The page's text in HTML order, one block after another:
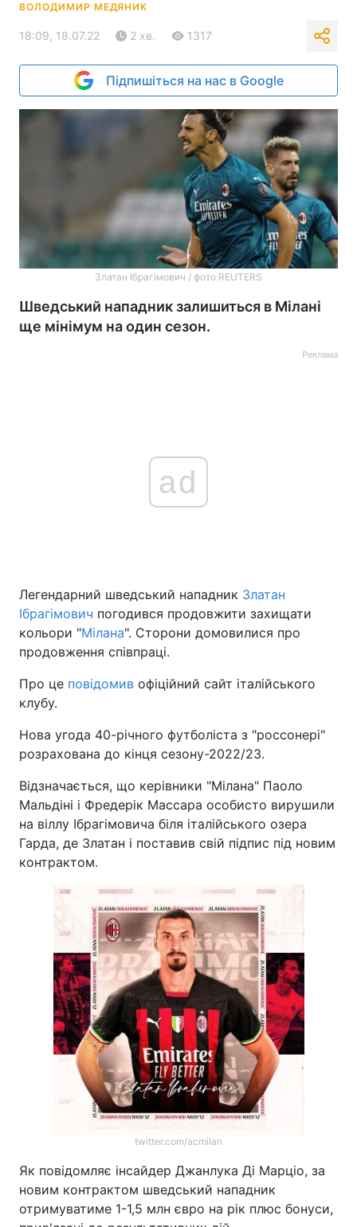
ВОЛОДИМИР МЕДЯНИК
18:09, 18.07.22 2 хв. 1317
Підпишіться на нас в Google
Златан Ібрагімович / фото REUTERS
Шведський нападник залишиться в Мілані
ще мінімум на один сезон.
Реклама
ad
Легендарний шведський нападник Златан
Ібрагімович погодився продовжити захищати
кольори "Мілана". Сторони домовилися про
продовження співпраці.
Про це повідомив офіційний сайт італійського
клубу.
Нова угода 40-річного футболіста з "россонері"
розрахована до кінця сезону-2022/23.
Відзначається, що керівники "Мілана" Паоло
Мальдіні і Фредерік Массара особисто вирушили
на віллу Ібрагімовича біля італійського озера
Гарда, де Златан і поставив свій підпис під новим
контрактом.
twitter.com/acmilan
Як повідомляє інсайдер Джанлука Ді Марціо, за
новим контрактом шведський нападник
отримуватиме 1-1,5 млн євро на рік плюс бонуси,